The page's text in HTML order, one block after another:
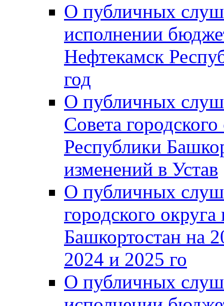
О публичных
исполнении
Нефтекамск
год
О публичных
Совета
Республики
изменений в Устав
О публичных
городского
Башкортостан на
2024 и 2025 го
О публичных